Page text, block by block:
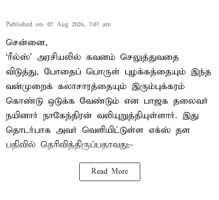
Published on: 07 Aug 2026, 7:07 am
சென்னை,
‘ரீல்ஸ்’ அரசியலில் கவனம் செலுத்துவதை
விடுத்து, போதைப் பொருள் புழக்கத்தையும் இந்த
வன்முறைக் கலாசாரத்தையும் இரும்புக்கரம்
கொண்டு ஒடுக்க வேண்டும் என பாஜக தலைவர்
நயினார் நாகேந்திரன் வலியுறுத்தியுள்ளார். இது
தொடர்பாக அவர் வெளியிட்டுள்ள எக்ஸ் தள
பதிவில் தெரிவித்திருப்பதாவது;-
Read More